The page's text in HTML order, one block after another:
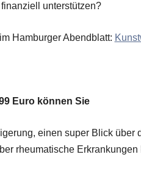
unterstützen?
Hamburger Abendblatt:
Euro können Sie
einen super Blick über
rheumatische